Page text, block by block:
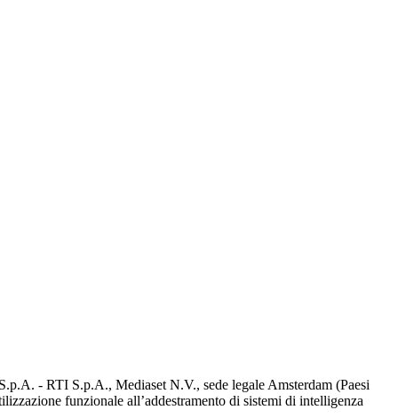
- RTI S.p.A., Mediaset N.V., sede legale Amsterdam (Paesi
funzionale all’addestramento di sistemi di intelligenza